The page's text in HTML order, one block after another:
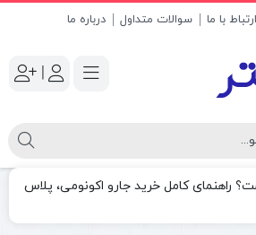
ارتباط با ما سوالات متداول درباره ما
|
راهنمای کامل خرید جارو اکونومی، پلاس